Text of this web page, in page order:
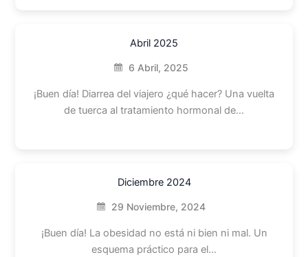
Abril 2025
6 Abril, 2025
¡Buen día! Diarrea del viajero ¿qué hacer? Una vuelta
de tuerca al tratamiento hormonal de…
Diciembre 2024
29 Noviembre, 2024
¡Buen día! La obesidad no está ni bien ni mal. Un
esquema práctico para el…